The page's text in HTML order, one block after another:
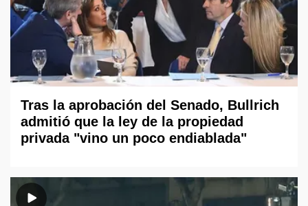
Tras la aprobación del Senado, Bullrich
admitió que la ley de la propiedad
privada "vino un poco endiablada"